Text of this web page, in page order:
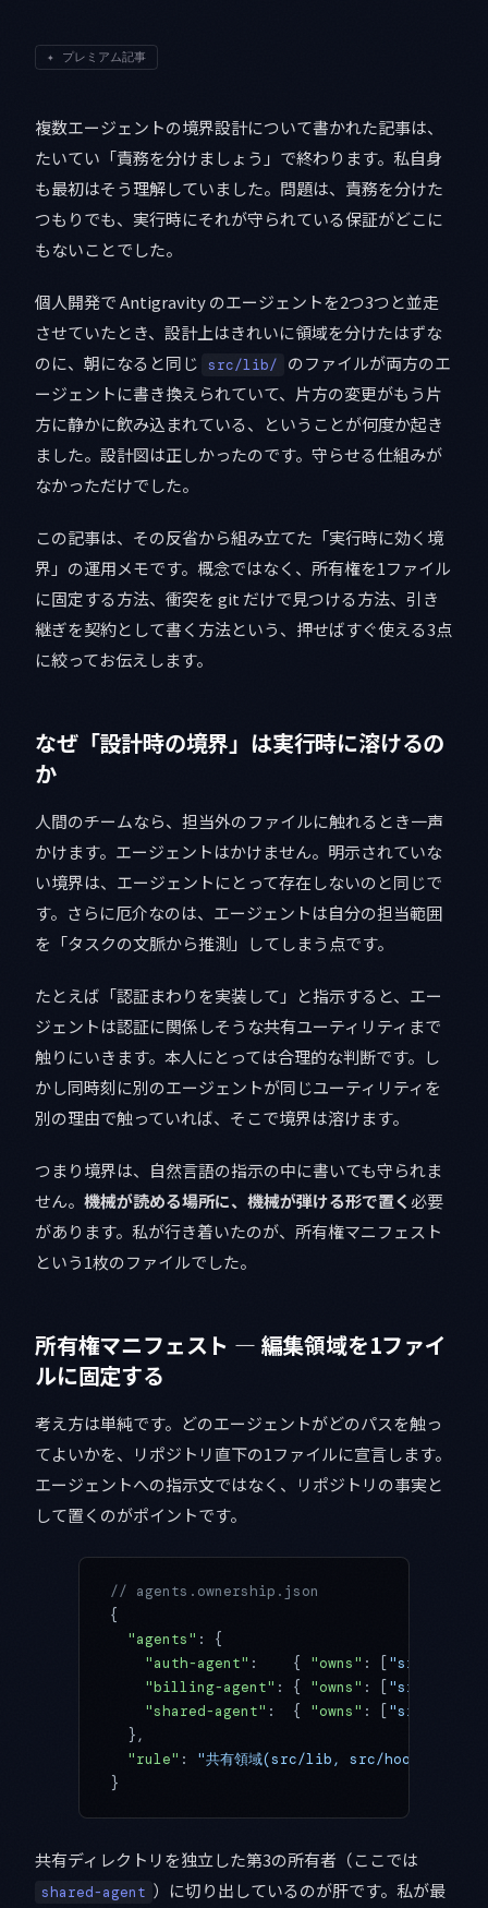
✦ プレミアム記事
複数エージェントの境界設計について書かれた記事は、
たいてい「責務を分けましょう」で終わります。私自身
も最初はそう理解していました。問題は、責務を分けた
つもりでも、実行時にそれが守られている保証がどこに
もないことでした。
個人開発で Antigravity のエージェントを2つ3つと並走
させていたとき、設計上はきれいに領域を分けたはずな
のに、朝になると同じ src/lib/
のファイルが両方のエ
ージェントに書き換えられていて、片方の変更がもう片
方に静かに飲み込まれている、ということが何度か起き
ました。設計図は正しかったのです。守らせる仕組みが
なかっただけでした。
この記事は、その反省から組み立てた「実行時に効く境
界」の運用メモです。概念ではなく、所有権を1ファイル
に固定する方法、衝突を git だけで見つける方法、引き
継ぎを契約として書く方法という、押せばすぐ使える3点
に絞ってお伝えします。
なぜ「設計時の境界」は実行時に溶けるの
か
人間のチームなら、担当外のファイルに触れるとき一声
かけます。エージェントはかけません。明示されていな
い境界は、エージェントにとって存在しないのと同じで
す。さらに厄介なのは、エージェントは自分の担当範囲
を「タスクの文脈から推測」してしまう点です。
たとえば「認証まわりを実装して」と指示すると、エー
ジェントは認証に関係しそうな共有ユーティリティまで
触りにいきます。本人にとっては合理的な判断です。し
かし同時刻に別のエージェントが同じユーティリティを
別の理由で触っていれば、そこで境界は溶けます。
つまり境界は、自然言語の指示の中に書いても守られま
せん。 機械が読める場所に、機械が弾ける形で置く 必要
があります。私が行き着いたのが、所有権マニフェスト
という1枚のファイルでした。
所有権マニフェスト — 編集領域を1ファイ
ルに固定する
考え方は単純です。どのエージェントがどのパスを触っ
てよいかを、リポジトリ直下の1ファイルに宣言します。
エージェントへの指示文ではなく、リポジトリの事実と
して置くのがポイントです。
// agents.ownership.json
{
  "agents"
: {
    "auth-agent"
:    { "owns" : [ "src/
    "billing-agent"
: { "owns" : [ "src/
    "shared-agent"
:  { "owns" : [ "src/lib/
  },
  "rule"
: "共有領域(src/lib, src/hooks)は
}
共有ディレクトリを独立した第3の所有者（ここでは
shared-agent ）に切り出しているのが肝です。私が最